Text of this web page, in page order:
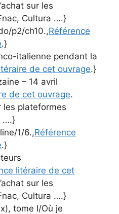
sur les
Cultura ….}
p2/ch10.,Référence
.}
italienne pendant la
de cet ouvrage.}
– 14 avril
de cet ouvrage.
les plateformes
….}
1/6.,Référence
.}
litéraire de cet
sur les
Cultura ….}
tome I/Où je